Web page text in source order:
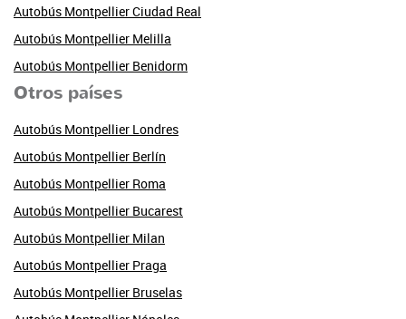
Autobús Montpellier Ciudad Real
Autobús Montpellier Melilla
Autobús Montpellier Benidorm
Otros países
Autobús Montpellier Londres
Autobús Montpellier Berlín
Autobús Montpellier Roma
Autobús Montpellier Bucarest
Autobús Montpellier Milan
Autobús Montpellier Praga
Autobús Montpellier Bruselas